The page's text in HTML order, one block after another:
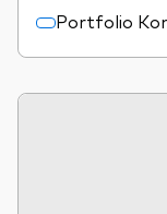
Portfolio